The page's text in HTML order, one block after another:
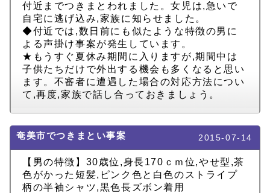
付近までつきまとわれました。女児は,急いで
自宅に逃げ込み,家族に知らせました。
◆付近では,数日前にも似たような特徴の男に
よる声掛け事案が発生しています。
★もうすぐ夏休み期間に入りますが,期間中は
子供たちだけで外出する機会も多くなると思い
ます。不審者に遭遇した場合の対応方法につい
て,再度,家族で話し合っておきましょう。
奄美市でつきまとい事案 2015-07-14
【男の特徴】30歳位,身長170ｃｍ位,やせ型,茶
色がかった短髪,ピンク色と白色のストライプ
柄の半袖シャツ,黒色長ズボン着用